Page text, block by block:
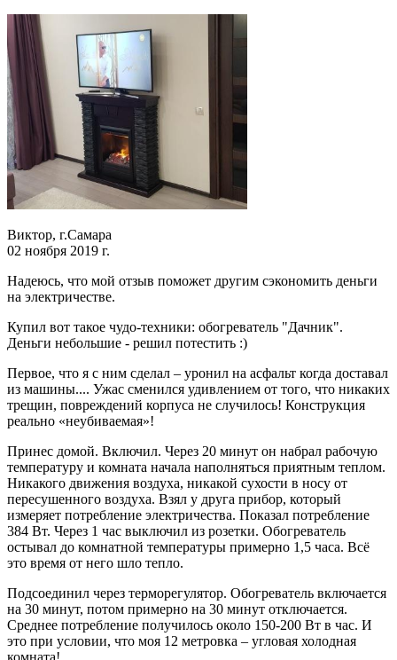
Виктор, г.Самара
02 ноября 2019 г.
Надеюсь, что мой отзыв поможет другим сэкономить деньги
на электричестве.
Купил вот такое чудо-техники: обогреватель "Дачник".
Деньги небольшие - решил потестить :)
Первое, что я с ним сделал – уронил на асфальт когда доставал
из машины.... Ужас сменился удивлением от того, что никаких
трещин, повреждений корпуса не случилось! Конструкция
реально «неубиваемая»!
Принес домой. Включил. Через 20 минут он набрал рабочую
температуру и комната начала наполняться приятным теплом.
Никакого движения воздуха, никакой сухости в носу от
пересушенного воздуха. Взял у друга прибор, который
измеряет потребление электричества. Показал потребление
384 Вт. Через 1 час выключил из розетки. Обогреватель
остывал до комнатной температуры примерно 1,5 часа. Всё
это время от него шло тепло.
Подсоединил через терморегулятор. Обогреватель включается
на 30 минут, потом примерно на 30 минут отключается.
Среднее потребление получилось около 150-200 Вт в час. И
это при условии, что моя 12 метровка – угловая холодная
комната!